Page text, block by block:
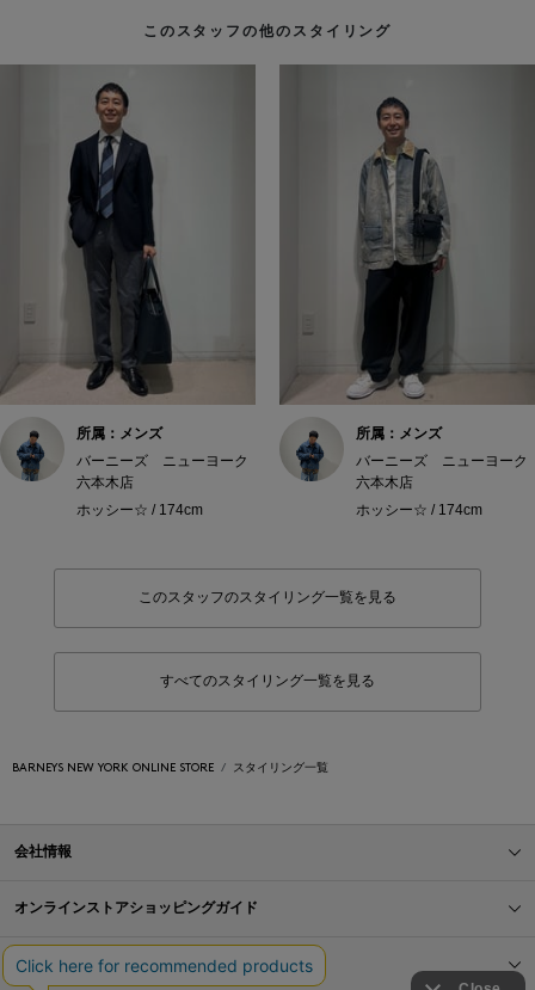
このスタッフの他のスタイリング
所属：メンズ
バーニーズ ニューヨーク
六本木店
ホッシー☆ / 174cm
所属：メンズ
バーニーズ ニューヨーク
六本木店
ホッシー☆ / 174cm
このスタッフのスタイリング一覧を見る
すべてのスタイリング一覧を見る
BARNEYS NEW YORK ONLINE STORE スタイリング一覧
会社情報
オンラインストアショッピングガイド
店舗情報